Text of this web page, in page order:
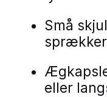
Små
eller